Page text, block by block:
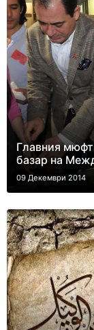
Главния
базар на
09 Декември 2014